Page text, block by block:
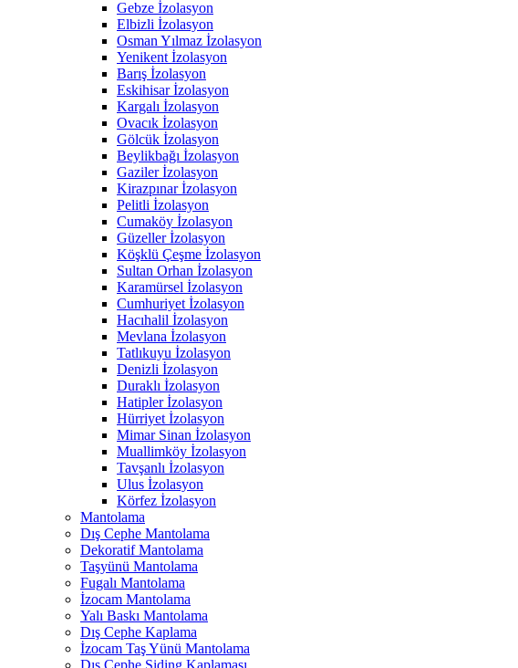
Gebze İzolasyon
Elbizli İzolasyon
Osman Yılmaz İzolasyon
Yenikent İzolasyon
Barış İzolasyon
Eskihisar İzolasyon
Kargalı İzolasyon
Ovacık İzolasyon
Gölcük İzolasyon
Beylikbağı İzolasyon
Gaziler İzolasyon
Kirazpınar İzolasyon
Pelitli İzolasyon
Cumaköy İzolasyon
Güzeller İzolasyon
Köşklü Çeşme İzolasyon
Sultan Orhan İzolasyon
Karamürsel İzolasyon
Cumhuriyet İzolasyon
Hacıhalil İzolasyon
Mevlana İzolasyon
Tatlıkuyu İzolasyon
Denizli İzolasyon
Duraklı İzolasyon
Hatipler İzolasyon
Hürriyet İzolasyon
Mimar Sinan İzolasyon
Muallimköy İzolasyon
Tavşanlı İzolasyon
Ulus İzolasyon
Körfez İzolasyon
Mantolama
Dış Cephe Mantolama
Dekoratif Mantolama
Taşyünü Mantolama
Fugalı Mantolama
İzocam Mantolama
Yalı Baskı Mantolama
Dış Cephe Kaplama
İzocam Taş Yünü Mantolama